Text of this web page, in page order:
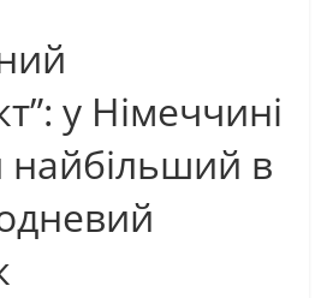
у Німеччині
найбільший в